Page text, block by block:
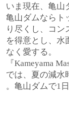
いま現在、亀山
亀山ダムならト
り尽くし、コ
を得意とし、水
なく愛する。
『Kameyama
では、夏の減水
。亀山ダムで1